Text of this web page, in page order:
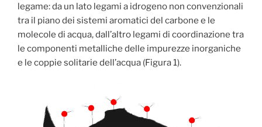
legame: da un lato legami a idrogeno non convenzionali
tra il piano dei sistemi aromatici del carbone e le
molecole di acqua, dall’altro legami di coordinazione tra
le componenti metalliche delle impurezze inorganiche
e le coppie solitarie dell’acqua (Figura 1).